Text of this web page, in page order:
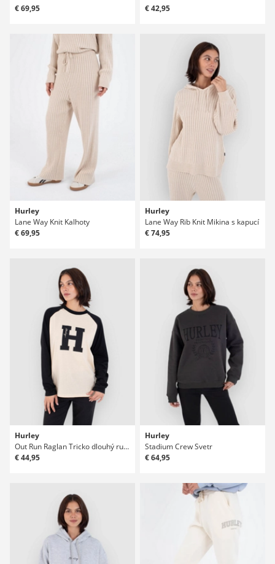
€ 69,95
€ 42,95
Hurley
Lane Way Knit Kalhoty
€ 69,95
Hurley
Lane Way Rib Knit Mikina s kapucí
€ 74,95
Hurley
Out Run Raglan Tricko dlouhý rukáv
€ 44,95
Hurley
Stadium Crew Svetr
€ 64,95